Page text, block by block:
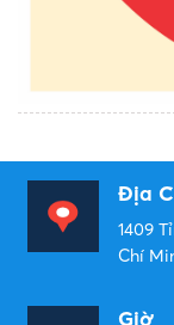
Địa
1409
Chí
Giờ